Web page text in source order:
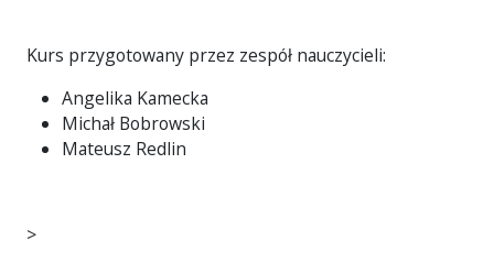
Kurs przygotowany przez zespół nauczycieli:
Angelika Kamecka
Michał Bobrowski
Mateusz Redlin
>